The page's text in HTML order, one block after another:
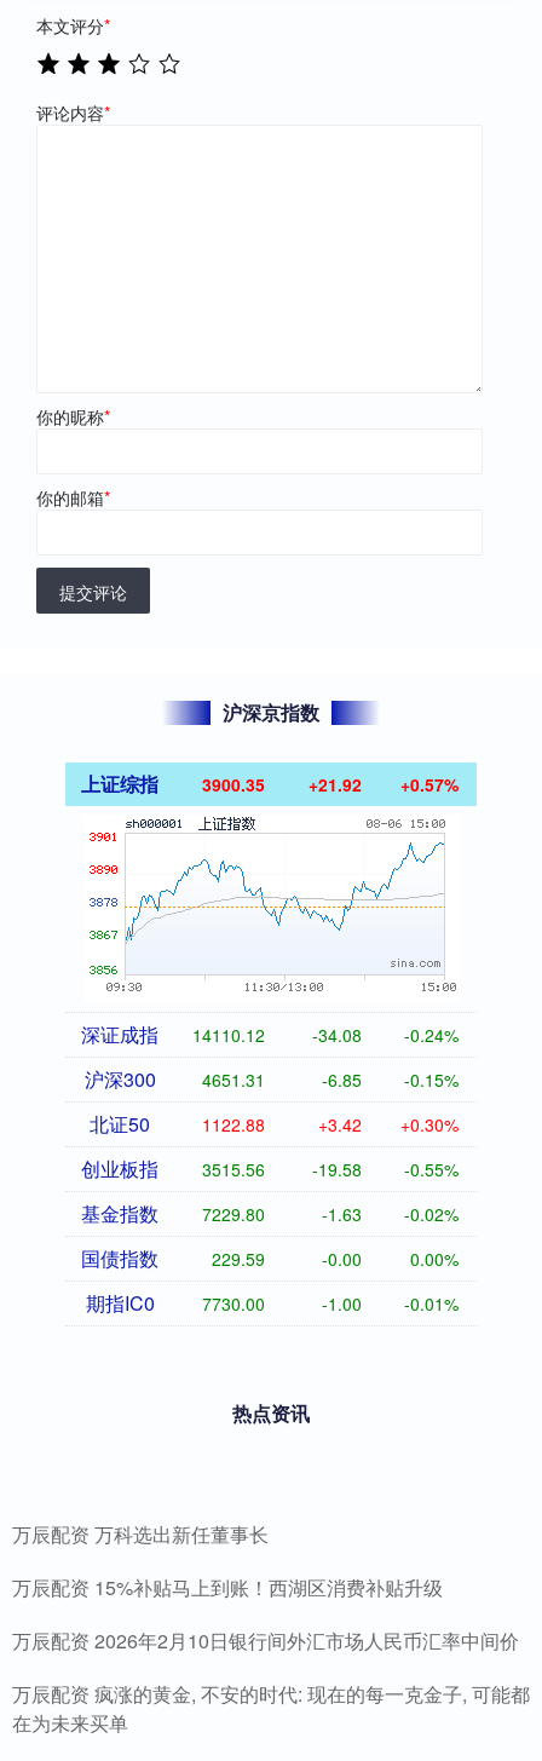
本文评分*
评论内容*
你的昵称*
你的邮箱*
提交评论
沪深京指数
上证综指 3900.35 +21.92 +0.57%
深证成指 14110.12 -34.08 -0.24%
沪深300 4651.31 -6.85 -0.15%
北证50 1122.88 +3.42 +0.30%
创业板指 3515.56 -19.58 -0.55%
基金指数 7229.80 -1.63 -0.02%
国债指数 229.59 -0.00 0.00%
期指IC0 7730.00 -1.00 -0.01%
热点资讯
万辰配资 万科选出新任董事长
万辰配资 15%补贴马上到账！西湖区消费补贴升级
万辰配资 2026年2月10日银行间外汇市场人民币汇率中间价
万辰配资 疯涨的黄金, 不安的时代: 现在的每一克金子, 可能都
在为未来买单